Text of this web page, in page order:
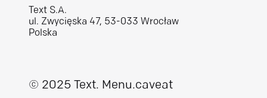
Text S.A.
ul. Zwycięska 47, 53-033 Wrocław
Polska
© 2025 Text. Menu.caveat